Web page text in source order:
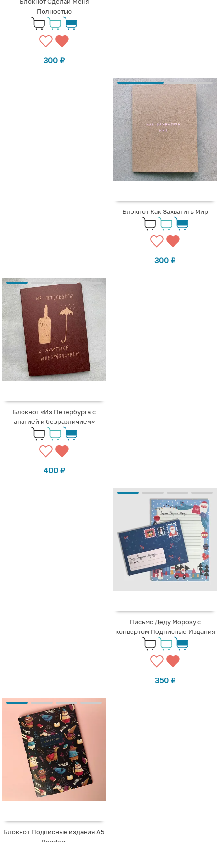
Полностью
300 ₽
Блокнот Как Захватить Мир
300 ₽
Блокнот «Из Петербурга с
апатией и безразличием»
400 ₽
Письмо Деду Морозу с
конвертом Подписные Издания
350 ₽
Блокнот Подписные издания A5